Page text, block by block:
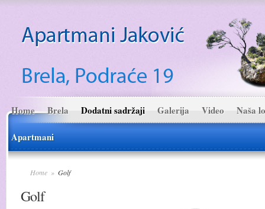
Home Brela Dodatni sadržaji Galerija Video Naša
Apartmani
Home » Golf
Golf